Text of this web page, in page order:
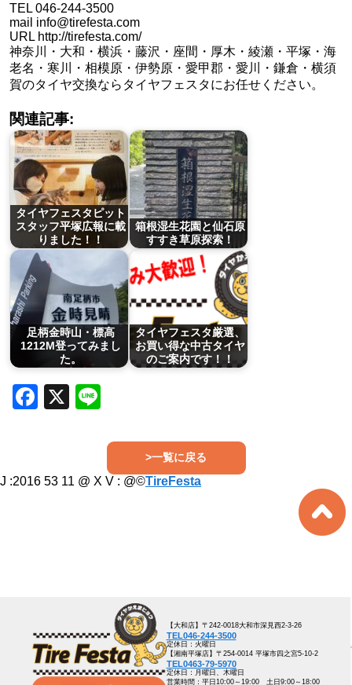
TEL 046-244-3500
mail info@tirefesta.com
URL http://tirefesta.com/
神奈川・大和・横浜・藤沢・座間・厚木・綾瀬・平塚・海
老名・寒川・相模原・伊勢原・愛甲郡・愛川・鎌倉・横須
賀のタイヤ交換ならタイヤフェスタにお任せください。
関連記事:
タイヤフェスタピット
スタッフ平塚広報に載
りました！！
箱根湿生花園と仙石原
すすき草原探索！
足柄金時山・標高
1212M登ってみまし
た。
タイヤフェスタ厳選、
お買い得な中古タイヤ
のご案内です！！
Facebook
X
>一覧に戻る
J :2016 53 11 @ X V : @©TireFesta
【大和店】〒242-0018大和市深見西2-3-26
TEL046-244-3500
定休日：火曜日
【湘南平塚店】〒254-0014 平塚市四之宮5-10-2
TEL0463-79-5970
定休日：月曜日、木曜日
営業時間：平日10:00～19:00 土日9:00～18:00